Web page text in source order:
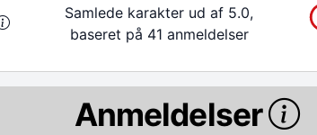
Samlede karakter ud af 5.0,
baseret på 41 anmeldelser
Anmeldelser